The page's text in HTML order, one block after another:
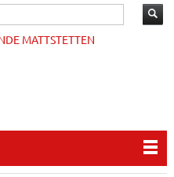
MATTSTETTEN